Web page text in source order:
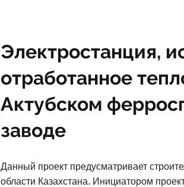
Электростанция,
отработанное
Актубском
заводе
Данный проект предусматривает
области Казахстана. Инициатором